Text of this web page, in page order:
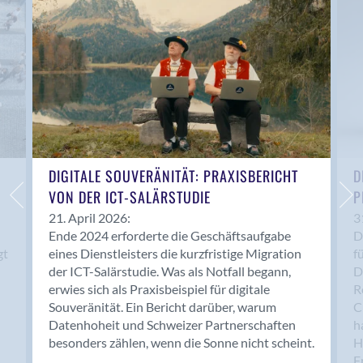
Anwil
Appenzell
Au SG
Baar
Baden
Balsthal
Balzers
Basel
Bassersdorf
Belp
Bendern
Benken (SG)
Bergdietikon
Berlin
Bern
Bern - Liebefeld
DIGITALE SOUVERÄNITÄT: PRAXISBERICHT
VON DER ICT-SALÄRSTUDIE
21. April 2026:
Ende 2024 erforderte die Geschäftsaufgabe
eines Dienstleisters die kurzfristige Migration
der ICT-Salärstudie. Was als Notfall begann,
erwies sich als Praxisbeispiel für digitale
Souveränität. Ein Bericht darüber, warum
Datenhoheit und Schweizer Partnerschaften
besonders zählen, wenn die Sonne nicht scheint.